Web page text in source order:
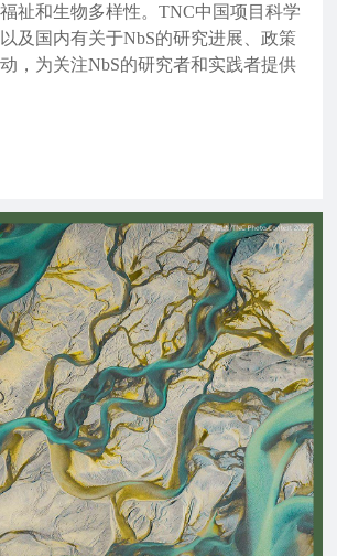
祉和生物多样性。TNC中国项目科学
及国内有关于NbS的研究进展、政策
，为关注NbS的研究者和实践者提供